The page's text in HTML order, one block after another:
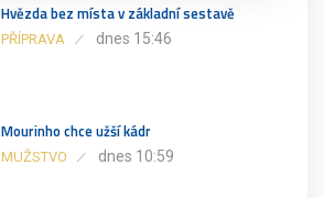
Hvězda bez místa v základní sestavě
PŘÍPRAVA dnes 15:46
Mourinho chce užší kádr
MUŽSTVO dnes 10:59